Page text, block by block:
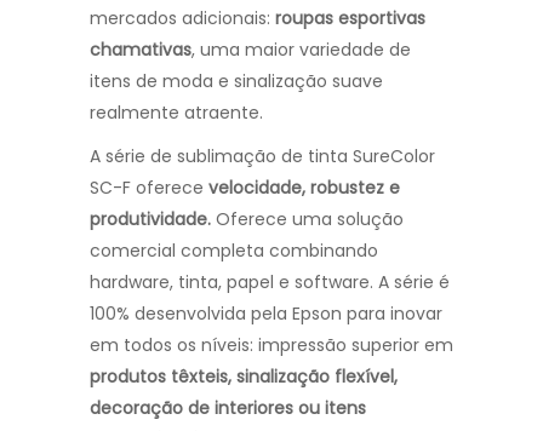
mercados adicionais: roupas esportivas
chamativas, uma maior variedade de
itens de moda e sinalização suave
realmente atraente.
A série de sublimação de tinta SureColor
SC-F oferece velocidade, robustez e
produtividade. Oferece uma solução
comercial completa combinando
hardware, tinta, papel e software. A série é
100% desenvolvida pela Epson para inovar
em todos os níveis: impressão superior em
produtos têxteis, sinalização flexível,
decoração de interiores ou itens